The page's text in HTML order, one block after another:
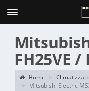
Topten
Menu
FH25VE /
Home
Mitsubishi Electric